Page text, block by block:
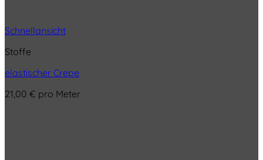
Schnellansicht
Stoffe
elastischer Crepe
21,00 € pro Meter